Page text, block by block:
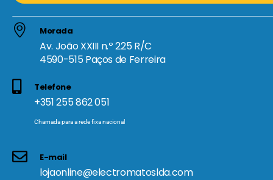
Morada
Av. João XXIII n.º 225 R/C
4590-515 Paços de Ferreira
Telefone
+351 255 862 051
Chamada para a rede fixa nacional
E-mail
lojaonline@electromatoslda.com